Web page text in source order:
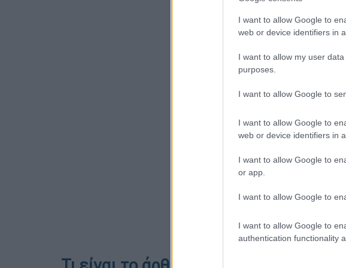
I want to allow Google to
web or device identifiers in
I want to allow my user
purposes.
I want to allow Google to
I want to allow Google to
web or device identifiers in
I want to allow Google to
or app.
I want to allow Google to
I want to allow Google to
authentication functionality